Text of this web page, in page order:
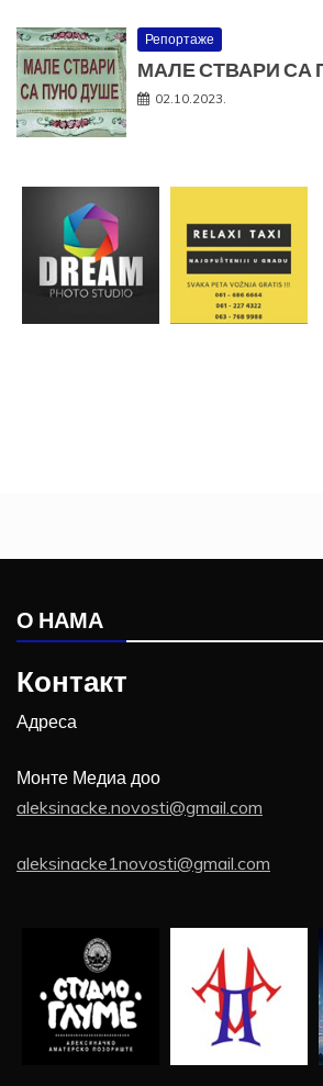
Репортаже
МАЛЕ СТВАРИ СА
02.10.2023.
О НАМА
Контакт
Адреса
Монте Медиа доо
aleksinacke.novosti@gmail.com
aleksinacke1novosti@gmail.com